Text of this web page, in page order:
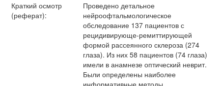
Краткий осмотр
(реферат):
Проведено детальное
нейроофтальмологическое
обследование 137 пациентов с
рецидивирующе-ремиттирующей
формой рассеянного склероза (274
глаза). Из них 58 пациентов (74 глаза)
имели в анамнезе оптический неврит.
Были определены наиболее
информативные методы